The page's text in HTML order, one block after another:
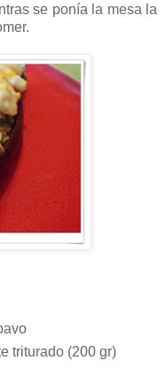
se ponía la mesa la
triturado (200 gr)